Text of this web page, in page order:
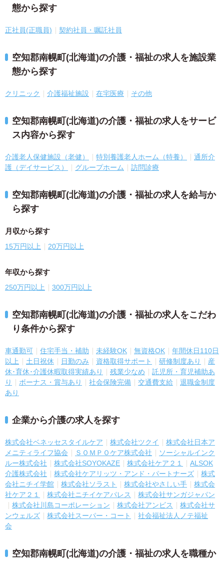
態から探す
正社員(正職員) 契約社員・嘱託社員
空知郡南幌町(北海道)の介護・福祉の求人を施設業
態から探す
クリニック 介護福祉施設 在宅医療 その他
空知郡南幌町(北海道)の介護・福祉の求人をサービ
ス内容から探す
介護老人保健施設（老健） 特別養護老人ホーム（特養）
通所介
護（デイサービス）
グループホーム 訪問診療
空知郡南幌町(北海道)の介護・福祉の求人を給与か
ら探す
月収から探す
15万円以上 20万円以上
年収から探す
250万円以上 300万円以上
空知郡南幌町(北海道)の介護・福祉の求人をこだわ
り条件から探す
車通勤可 住宅手当・補助 未経験OK 無資格OK
年間休日110日
以上
土日祝休 日勤のみ 資格取得サポート 研修制度あり
産
休･育休･介護休暇取得実績あり
残業少なめ
託児所・育児補助あ
り
ボーナス・賞与あり 社会保険完備 交通費支給
退職金制度
あり
企業から介護の求人を探す
株式会社ベネッセスタイルケア 株式会社ツクイ
株式会社日本ア
メニティライフ協会
ＳＯＭＰＯケア株式会社
ソーシャルインク
ルー株式会社
株式会社SOYOKAZE 株式会社ケア２１
ALSOK
介護株式会社
株式会社ケアリッツ・アンド・パートナーズ
株式
会社ニチイ学館
株式会社ソラスト 株式会社やさしい手
株式会
社ケア２１
株式会社ニチイケアパレス
株式会社サンガジャパン
株式会社川島コーポレーション
株式会社アンビス
株式会社サ
ンウェルズ
株式会社スーパー・コート
社会福祉法人ノテ福祉
会
空知郡南幌町(北海道)の介護・福祉の求人を職種か